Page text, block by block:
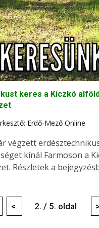
keres a Kiczkó
Erdő-Mező Online
végzett
kínál Farmoson a
Részletek a
< 2. / 5. oldal >